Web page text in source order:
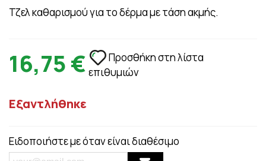
Τζελ καθαρισμού για το δέρμα με τάση ακμής​.
16,75 €
Προσθήκη στη λίστα
επιθυμιών
Εξαντλήθηκε
Ειδοποιήστε με όταν είναι διαθέσιμο